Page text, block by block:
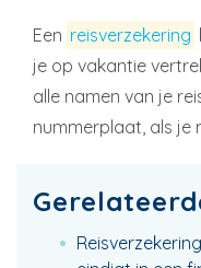
Een reisverzekering
je op vakantie
alle namen van je
nummerplaat, als je